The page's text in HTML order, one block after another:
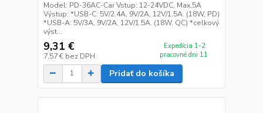
Model: PD-36AC-Car Vstup: 12-24VDC, Max.5A
Výstup: *USB-C: 5V/2.4A, 9V/2A, 12V/1.5A. (18W, PD)
*USB-A: 5V/3A, 9V/2A, 12V/1.5A. (18W, QC) *celkový
výst...
9,31 €
7,57 € bez DPH
Expedícia 1-2
pracovné dni 11
Pridať do košíka